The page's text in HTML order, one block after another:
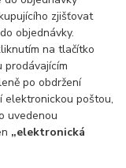
zjišťovat
objednávky.
na tlačítko
prodávajícím
po obdržení
elektronickou poštou,
uvedenou
„elektronická